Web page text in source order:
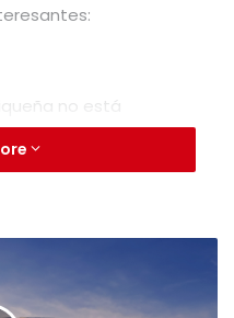
no está
de los expertos
fueron alrededor de
de Cuba, que
de danza para
más cadencia rítmica